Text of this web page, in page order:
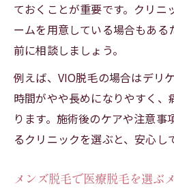
ておくことが重要です。クリニ
ームを用意している場合もあ
前に相談しましょう。
例えば、VIO脱毛の場合はデリ
時間がやや長めになりやすく、
ります。施術後のケアや注意
るクリニックを選ぶと、安心し
メンズ脱毛で医療脱毛を選ぶ